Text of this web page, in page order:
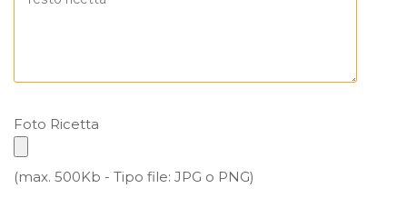
Foto Ricetta
(max. 500Kb - Tipo file: JPG o PNG)